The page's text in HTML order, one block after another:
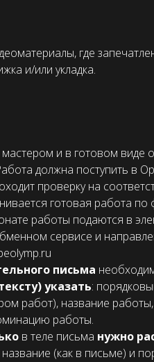
где
и/или укладка.
и в готовом виде
должна поступить в
проверку на
готовая работа по
работы подаются в
сервисе и
письма
указать:
работ), название
работы.
в теле письма нужно
(как в письме) и